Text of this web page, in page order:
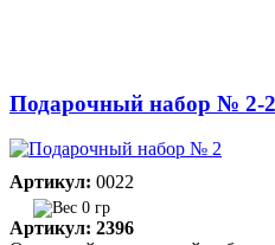
Подарочный набор № 2-2
Артикул: 0022
0 гр
Артикул: 2396